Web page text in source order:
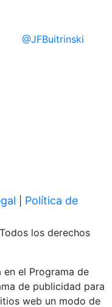
@JFBuitrinski
Política de
los derechos
el Programa de
de publicidad para
web un modo de